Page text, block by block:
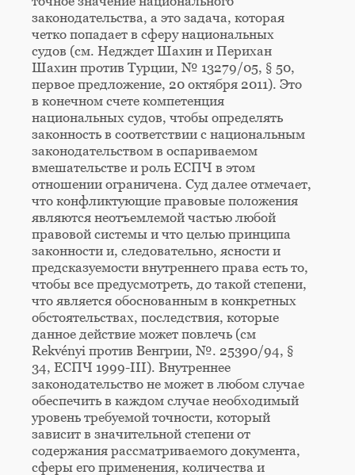
законодательства, а это задача, которая
четко попадает в сферу национальных
судов (см. Недждет Шахин и Перихан
Шахин против Турции, № 13279/05, § 50,
первое предложение, 20 октября 2011). Это
в конечном счете компетенция
национальных судов, чтобы определять
законность в соответствии с национальным
законодательством в оспариваемом
вмешательстве и роль ЕСПЧ в этом
отношении ограничена. Суд далее отмечает,
что конфликтующие правовые положения
являются неотъемлемой частью любой
правовой системы и что целью принципа
законности и, следовательно, ясности и
предсказуемости внутреннего права есть то,
чтобы все предусмотреть, до такой степени,
что является обоснованным в конкретных
обстоятельствах, последствия, которые
данное действие может повлечь (см
Rekvényi против Венгрии, №. 25390/94, §
34, ЕСПЧ 1999-III). Внутреннее
законодательство не может в любом случае
обеспечить в каждом случае необходимый
уровень требуемой точности, который
зависит в значительной степени от
содержания рассматриваемого документа,
сферы его применения, количества и